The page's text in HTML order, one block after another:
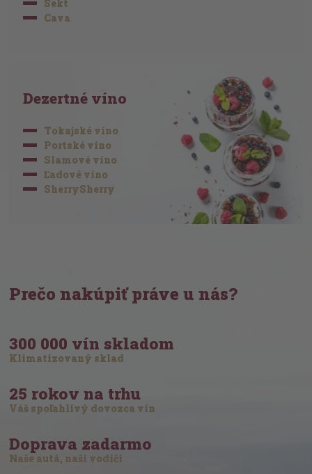
Sekt
Cava
Dezertné víno
Tokajské víno
Portské víno
Slamové víno
Ľadové víno
SherrySherry
Prečo nakúpiť práve u nás?
300 000 vín skladom
Klimatizovaný sklad
25 rokov na trhu
Váš spoľahlivý dovozca vín
Doprava zadarmo
Naše autá, naši vodiči